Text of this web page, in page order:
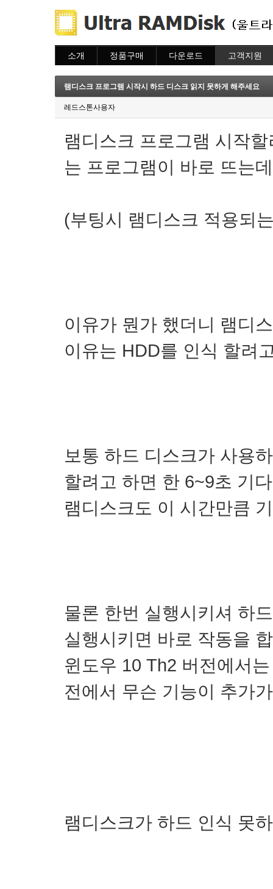
소개 정품구매
주문조회
이용안내
다운로드 고객지원
자주묻는질문
질문하기
램디스크 프로그램 시작시 하드 디스크 읽지 못하게 해주세요
레드스톤사용자
램디스크 프로그램 시작
는 프로그램이 바로 뜨는
(부팅시 램디스크 적용되
이유가 뭔가 했더니 램디
이유는 HDD를 인식 할려
보통 하드 디스크가 사용
할려고 하면 한 6~9초 기
램디스크도 이 시간만큼
물론 한번 실행시키셔 하
실행시키면 바로 작동을
윈도우 10 Th2 버전에서
전에서 무슨 기능이 추가
램디스크가 하드 인식 못